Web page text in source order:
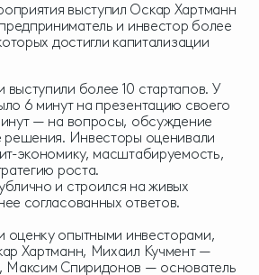
выступил Оскар Хартманн
и инвестор более
достигли капитализации
более 10 стартапов. У
6 минут на презентацию своего
— на вопросы, обсуждение
решения. Инвесторы оценивали
экономику, масштабируемость,
роста.
и строился на живых
согласованных ответов.
оценку опытными инвесторами,
Хартманн, Михаил Кучмент —
Максим Спиридонов — основатель